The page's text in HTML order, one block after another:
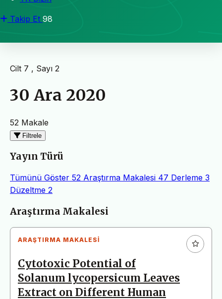
Takip Et 98
Cilt 7 , Sayı 2
30 Ara 2020
52 Makale
Filtrele
Yayın Türü
Tümünü Göster 52 Araştırma Makalesi 47 Derleme 3
Düzeltme 2
Makaleler
Araştırma Makalesi
ARAŞTIRMA MAKALESI
Cytotoxic Potential of
Solanum lycopersicum Leaves
Extract on Different Human